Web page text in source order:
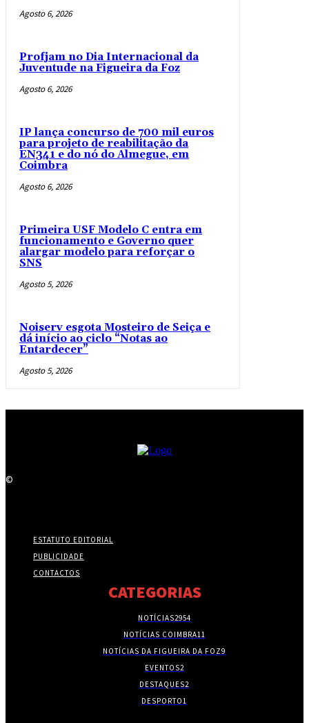
Agosto 6, 2026
Profjam no Dia Internacional da
Juventude na Figueira da Foz
Agosto 6, 2026
IP lança concurso de 700 mil euros
para projeto de reabilitação da
EN341 e do nó do Almegue, em
Coimbra
Agosto 6, 2026
Primeira USF Modelo C entra em
funcionamento e Governo quer
alargar modelo para reforçar o
SNS
Agosto 5, 2026
Noiserv esgota Mosteiro de Seiça e
dá início ao ciclo “Notas ao
Entardecer”
Agosto 5, 2026
©
ESTATUTO EDITORIAL
PUBLICIDADE
CONTACTOS
CATEGORIAS
NOTÍCIAS2954
NOTÍCIAS COIMBRA11
NOTÍCIAS DA FIGUEIRA DA FOZ9
EVENTOS2
DESTAQUES2
DESPORTO1